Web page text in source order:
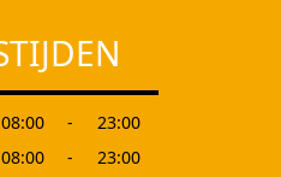
08:00 -
23:00
08:00 -
23:00